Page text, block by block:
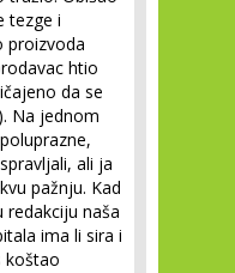
tezge i
proizvoda
htio
da se
Na jednom
ali ja
pažnju. Kad
redakciju naša
ima li sira i
koštao